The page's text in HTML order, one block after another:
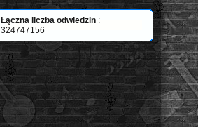
Łączna liczba odwiedzin :
324747156